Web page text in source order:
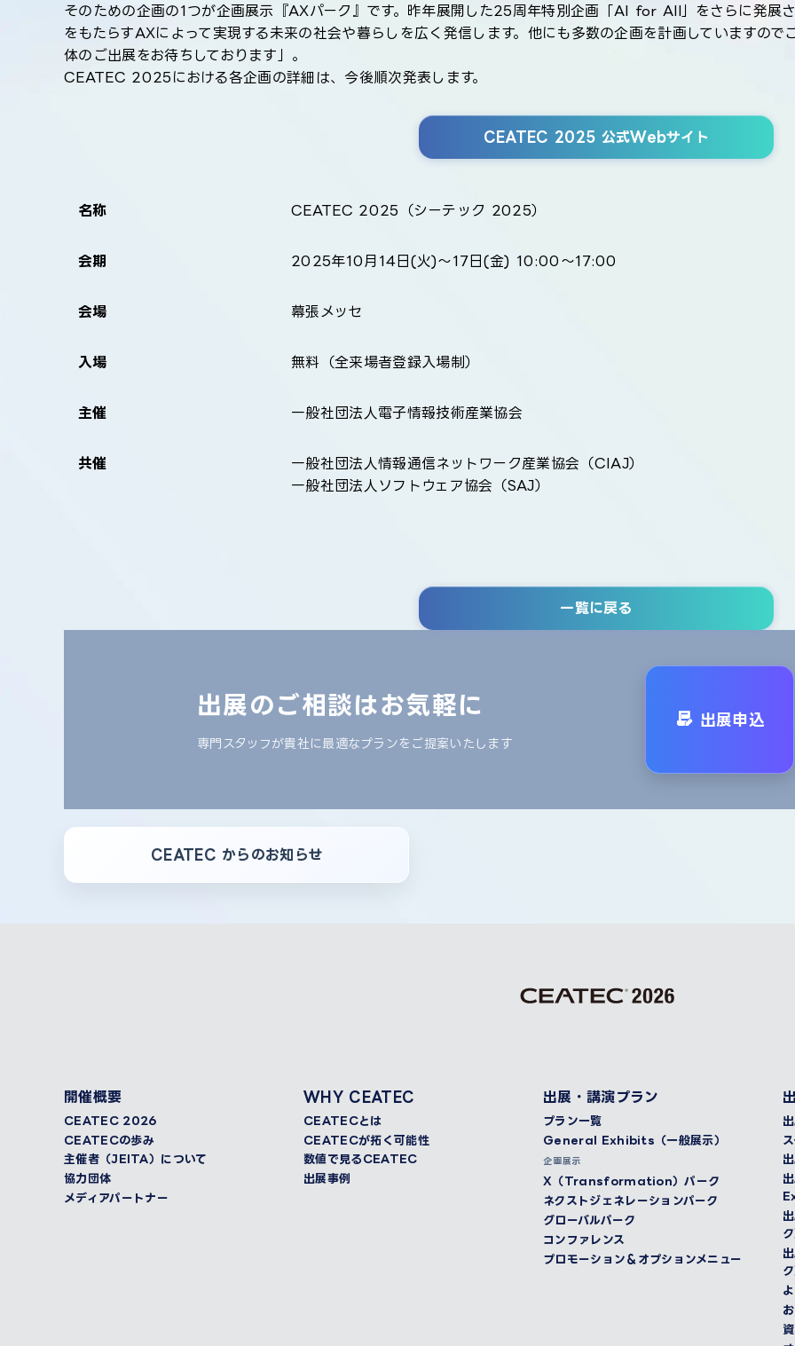
出展のご相談はお気軽に
専門スタッフが貴社に最適なプランをご提案いたします
出展申込
CEATEC からのお知らせ
そのための企画の1つが企画展示『AXパーク』です。昨年展開した25周年特別企画「AI for All」をさらに発展
をもたらすAXによって実現する未来の社会や暮らしを広く発信します。他にも多数の企画を計画していますの
体のご出展をお待ちしております」。
CEATEC 2025における各企画の詳細は、今後順次発表します。
CEATEC 2025 公式Webサイト
名称 CEATEC 2025（シーテック 2025）
会期 2025年10月14日(火)～17日(金) 10:00～17:00
会場 幕張メッセ
入場 無料（全来場者登録入場制）
主催 一般社団法人電子情報技術産業協会
共催
一般社団法人情報通信ネットワーク産業協会（CIAJ）
一般社団法人ソフトウェア協会（SAJ）
一覧に戻る
開催概要
CEATEC 2026
CEATECの歩み
主催者（JEITA）について
協力団体
メディアパートナー
WHY CEATEC
CEATECとは
CEATECが拓く可能性
数値で見るCEATEC
出展事例
出展・講演プラン
プラン一覧
General Exhibits（一般展示）
企画展示
X（Transformation）パーク
ネクストジェネレーションパーク
グローバルパーク
コンファレンス
プロモーション＆オプションメニュー